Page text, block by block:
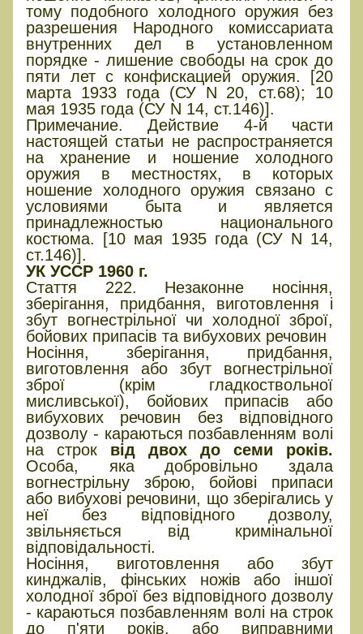
тому подобного холодного оружия без
разрешения Народного комиссариата
внутренних дел в установленном
порядке - лишение свободы на срок до
пяти лет с конфискацией оружия. [20
марта 1933 года (СУ N 20, ст.68); 10
мая 1935 года (СУ N 14, ст.146)].
Примечание. Действие 4-й части
настоящей статьи не распространяется
на хранение и ношение холодного
оружия в местностях, в которых
ношение холодного оружия связано с
условиями быта и является
принадлежностью национального
костюма. [10 мая 1935 года (СУ N 14,
ст.146)].
УК УССР 1960 г.
Стаття 222. Незаконне носіння,
зберігання, придбання, виготовлення і
збут вогнестрільної чи холодної зброї,
бойових припасів та вибухових речовин
Носіння, зберігання, придбання,
виготовлення або збут вогнестрільної
зброї (крім гладкоствольної
мисливської), бойових припасів або
вибухових речовин без відповідного
дозволу - караються позбавленням волі
на строк від двох до семи років.
Особа, яка добровільно здала
вогнестрільну зброю, бойові припаси
або вибухові речовини, що зберігались у
неї без відповідного дозволу,
звільняється від кримінальної
відповідальності.
Носіння, виготовлення або збут
кинджалів, фінських ножів або іншої
холодної зброї без відповідного дозволу
- караються позбавленням волі на строк
до п'яти років, або виправними